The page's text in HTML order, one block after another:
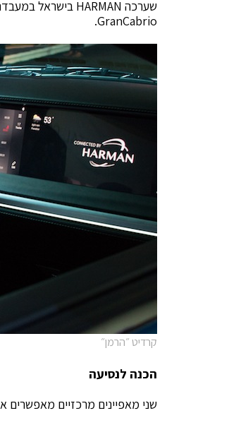
GranCabrio.
קרדיט ״הרמן״
הכנה לנסיעה
שני מאפיינים מרכזיים